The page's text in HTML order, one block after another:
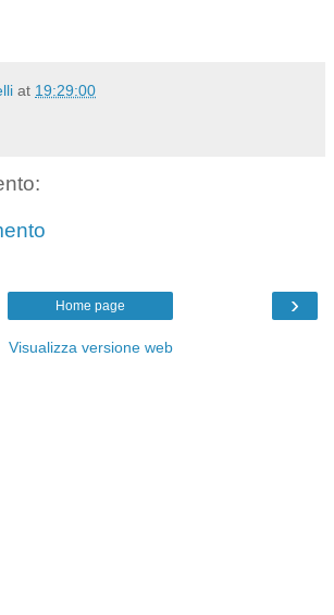
at 19:29:00
›
Home page
Visualizza versione web